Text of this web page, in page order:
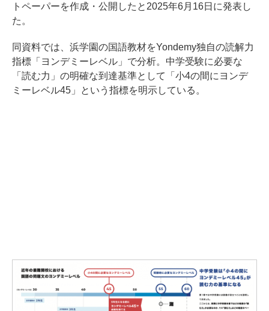
トペーパーを作成・公開したと2025年6月16日に発表し
た。
同資料では、浜学園の国語教材をYondemy独自の読解力
指標「ヨンデミーレベル」で分析。中学受験に必要な
「読む力」の明確な到達基準として「小4の間にヨンデ
ミーレベル45」という指標を明示している。